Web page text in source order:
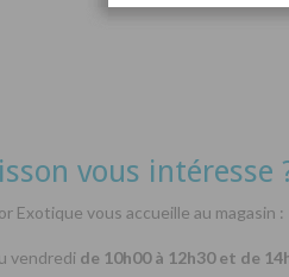
vous intéresse
Exotique vous accueille au magasin :
vendredi de 10h00 à 12h30 et de